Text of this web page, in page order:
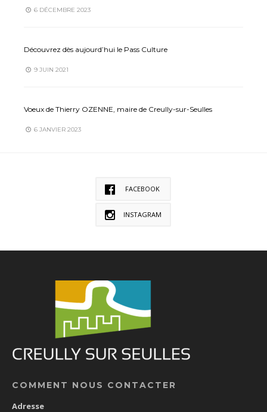
6 DÉCEMBRE 2023
Découvrez dès aujourd’hui le Pass Culture
9 JUIN 2021
Voeux de Thierry OZENNE, maire de Creully-sur-Seulles
6 JANVIER 2023
FACEBOOK
INSTAGRAM
COMMENT NOUS CONTACTER
Adresse